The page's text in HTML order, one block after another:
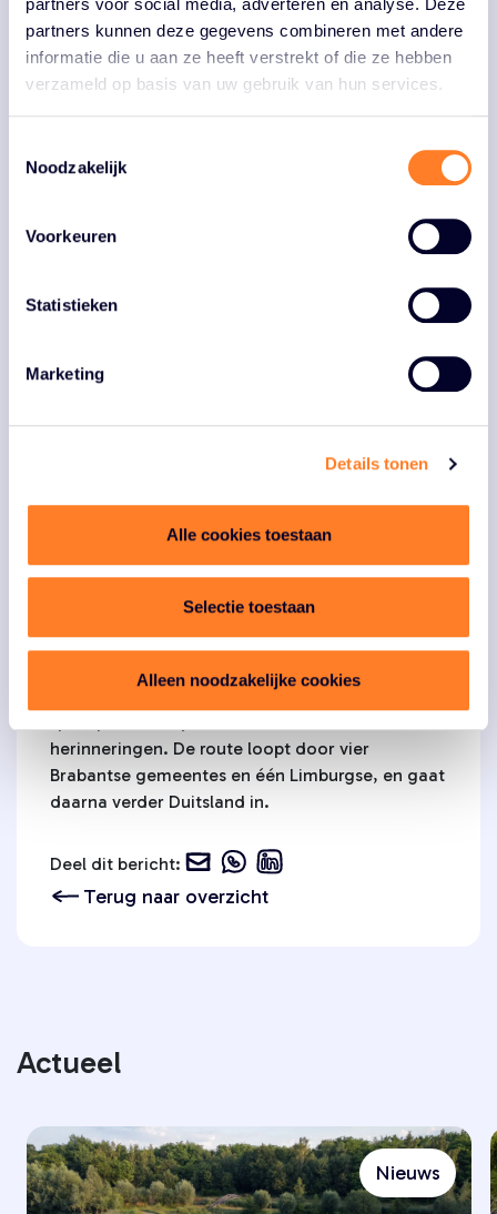
partners voor social media, adverteren en analyse. Deze
partners kunnen deze gegevens combineren met andere
informatie die u aan ze heeft verstrekt of die ze hebben
verzameld op basis van uw gebruik van hun services.
Noodzakelijk
Voorkeuren
Statistieken
Marketing
Details tonen
Alle cookies toestaan
Selectie toestaan
Alleen noodzakelijke cookies
Praktisch
De Duits Lijntje-fietsroute bestaat uit drie
groene bordjes die je van knooppunt naar
Het knooppuntennetwerk in Noord-Brabant en
Limburg is onderdeel van een landelijk systeem
Onderweg zijn er genoeg plekken om te
visitbrabant.com/duitslijntje
Over het Duits Lijntje
Tussen 1873 en het midden van de 20e eeuw was
het Duits Lijntje een belangrijke spoorlijn tussen
Nederland en Duitsland. Via Boxtel reisden
zelfs tot Sint-Petersburg. Deze spoorlijn bracht
niet alleen verkeer, maar ook veel verhalen en
geschiedenis met zich mee.
Nu, meer dan 150 jaar later, is het oude
herinneringen. De route loopt door vier
Brabantse gemeentes en één Limburgse, en gaat
daarna verder Duitsland in.
Deel dit bericht:
Terug naar overzicht
Actueel
Nieuws